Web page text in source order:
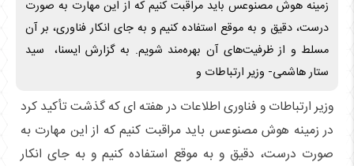
زمینه هوش مصنوعس باید مراقبت کنیم که از این مهارت به صورت
درست، دقیق و به موقع استفاده کنیم و به جای انکار فناوری، بر آن
مسلط و از ظرفیت‌های آن بهره‌مند شویم. به گزارش ایسنا، سید
ستار هاشمی- وزیر ارتباطات و
وزیر ارتباطات و فناوری اطلاعات در هفته ای که گذشت تأکید کرد
در زمینه هوش مصنوعس باید مراقبت کنیم که از این مهارت به
صورت درست، دقیق و به موقع استفاده کنیم و به جای انکار